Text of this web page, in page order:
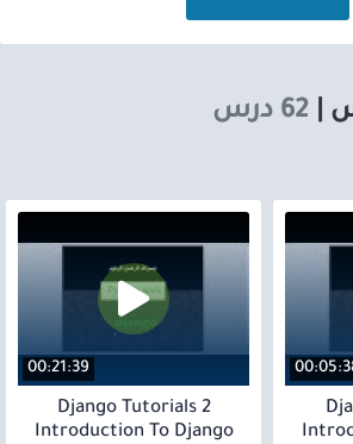
| 62 درس
1
00:21:39
2 Django Tutorials
Introduction To Django